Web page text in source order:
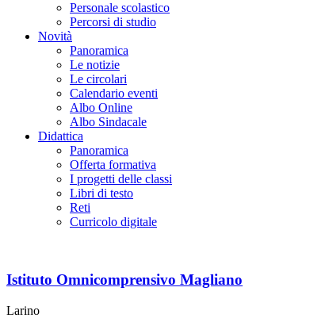
Personale scolastico
Percorsi di studio
Novità
Panoramica
Le notizie
Le circolari
Calendario eventi
Albo Online
Albo Sindacale
Didattica
Panoramica
Offerta formativa
I progetti delle classi
Libri di testo
Reti
Curricolo digitale
Istituto Omnicomprensivo Magliano
Larino